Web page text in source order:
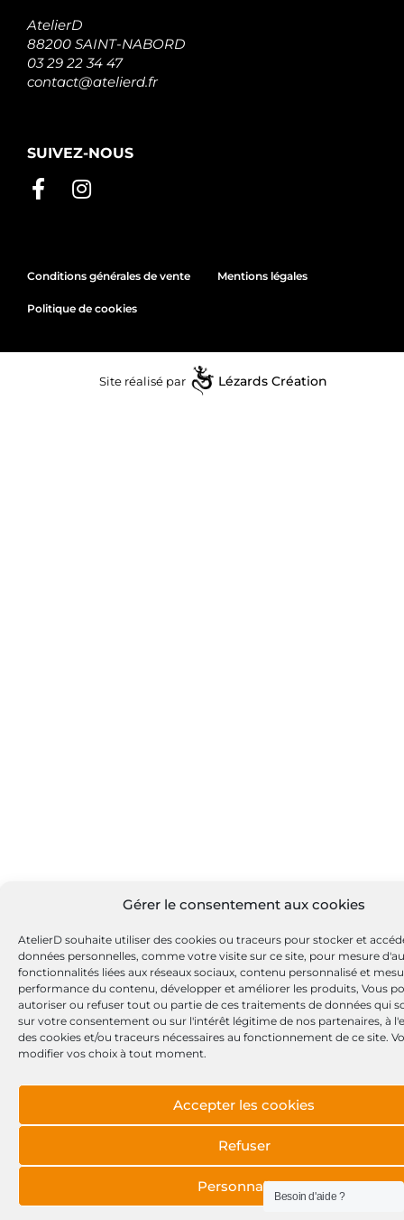
Gérer le consentement aux cookies
AtelierD souhaite utiliser des cookies ou traceurs pour stocker et
données personnelles, comme votre visite sur ce site, pour mesure
fonctionnalités liées aux réseaux sociaux, contenu personnalisé et
performance du contenu, développer et améliorer les produits, Vous
autoriser ou refuser tout ou partie de ces traitements de données qui
sur votre consentement ou sur l'intérêt légitime de nos partenaires, à
des cookies et/ou traceurs nécessaires au fonctionnement de ce site.
modifier vos choix à tout moment.
Accepter les cookies
Refuser
Personnaliser
AtelierD
88200 SAINT-NABORD
03 29 22 34 47
contact@atelierd.fr
SUIVEZ-NOUS
Conditions générales de vente Mentions légales
Politique de cookies
Site réalisé par Lézards Création
Besoin d'aide ?